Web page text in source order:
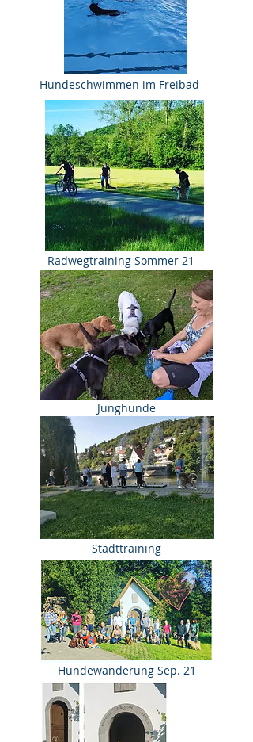
Hundeschwimmen im Freibad
Radwegtraining Sommer 21
Junghunde
Stadttraining
Hundewanderung Sep. 21